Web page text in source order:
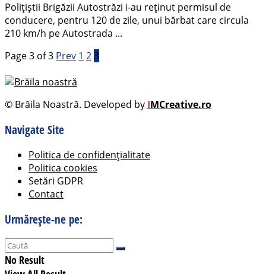
Polițiștii Brigăzii Autostrăzi i-au reținut permisul de
conducere, pentru 120 de zile, unui bărbat care circula
210 km/h pe Autostrada ...
Page 3 of 3 Prev 1 23
© Brăila Noastră. Developed by IMCreative.ro
Navigate Site
Politica de confidențialitate
Politica cookies
Setări GDPR
Contact
Urmărește-ne pe:
No Result